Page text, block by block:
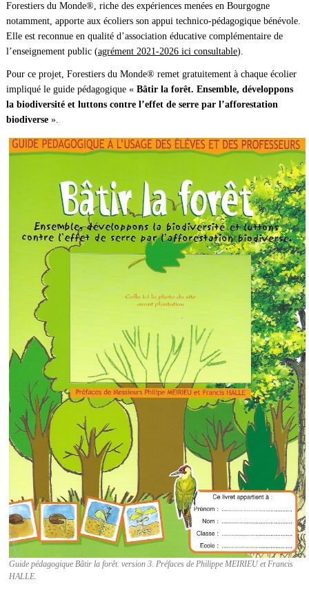
Forestiers du Monde®, riche des expériences menées en Bourgogne
notamment, apporte aux écoliers son appui technico-pédagogique bénévole.
Elle est reconnue en qualité d’association éducative complémentaire de
l’enseignement public (agrément 2021-2026 ici consultable).
Pour ce projet, Forestiers du Monde® remet gratuitement à chaque écolier
impliqué le guide pédagogique « Bâtir la forêt. Ensemble, développons
la biodiversité et luttons contre l’effet de serre par l’afforestation
biodiverse».
Guide pédagogique Bâtir la forêt. version 3. Préfaces de Philippe MEIRIEU et Francis
HALLE.